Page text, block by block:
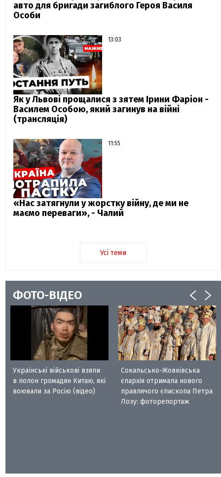
авто для бригади загиблого Героя Василя
Особи
13:03
Як у Львові прощалися з зятем Ірини Фаріон -
Василем Особою, який загинув на війні
(трансляція)
11:55
«Нас затягнули у жорстку війну, де ми не
маємо переваги», - Чалий
Усі теми
ФОТО-ВІДЕО
Українські військові взяли
в полон громадян Китаю, які
воювали за Росію (відео)
Сокальсько-Жовківська
єпархія отримала нового
правлячого єпископа Петра
Лозу: фоторепортаж